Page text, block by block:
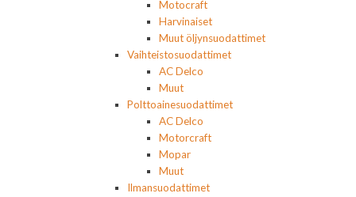
Motocraft
Harvinaiset
Muut öljynsuodattimet
Vaihteistosuodattimet
AC Delco
Muut
Polttoainesuodattimet
AC Delco
Motorcraft
Mopar
Muut
Ilmansuodattimet